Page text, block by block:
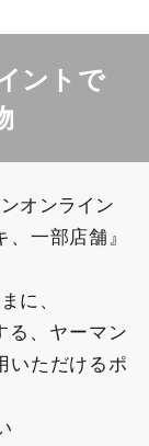
ントで
オンライン
一部店舗』
に、
る、ヤーマン
いただけるポ